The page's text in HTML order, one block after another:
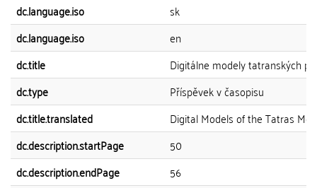
dc.language.iso
sk
dc.language.iso
en
dc.title
Digitálne modely tatranských
dc.type
Příspěvek v časopisu
dc.title.translated
Digital Models of the Tatras
dc.description.startPage
50
dc.description.endPage
56